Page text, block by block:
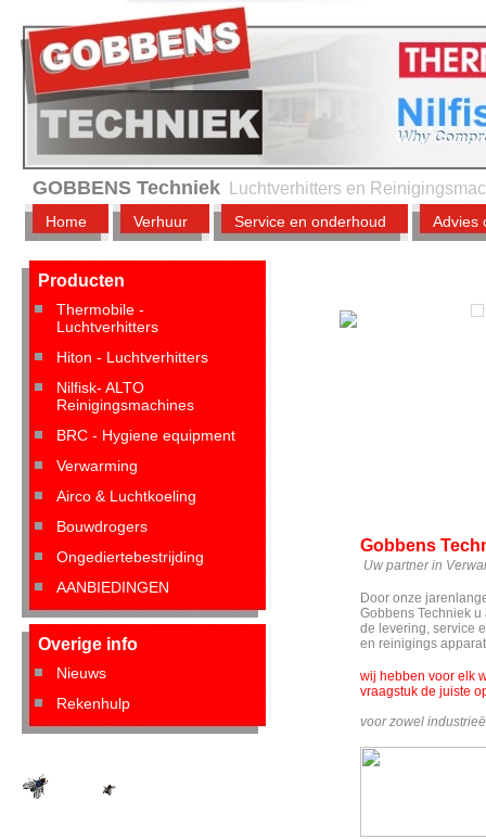
GOBBENS Techniek Luchtverhitters en
Home Verhuur Service en onderhoud Advies
Producten
Thermobile -
Luchtverhitters
Hiton - Luchtverhitters
Nilfisk- ALTO
Reinigingsmachines
BRC - Hygiene equipment
Verwarming
Airco & Luchtkoeling
Bouwdrogers
Ongediertebestrijding
AANBIEDINGEN
Overige info
Nieuws
Rekenhulp
Gobbens
Uw partner in
Door onze
Gobbens Techniek
de levering, service
en reinigings
wij hebben voor elk
vraagstuk de juiste
voor zowel